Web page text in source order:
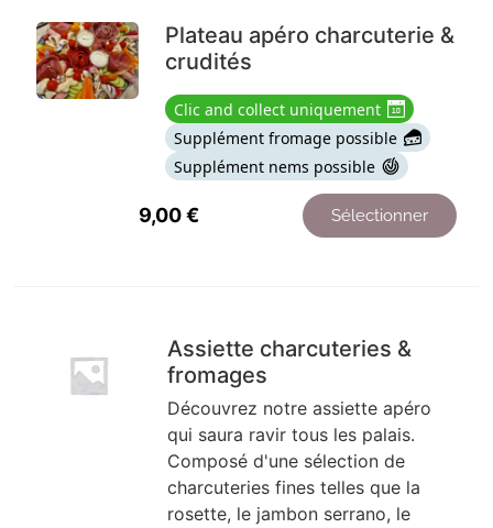
Plateau apéro charcuterie &
crudités
Clic and collect uniquement
Supplément fromage possible
Supplément nems possible
9,00€ Sélectionner
Assiette charcuteries &
fromages
Découvrez notre assiette apéro
qui saura ravir tous les palais.
Composé d'une sélection de
charcuteries fines telles que la
rosette, le jambon serrano, le